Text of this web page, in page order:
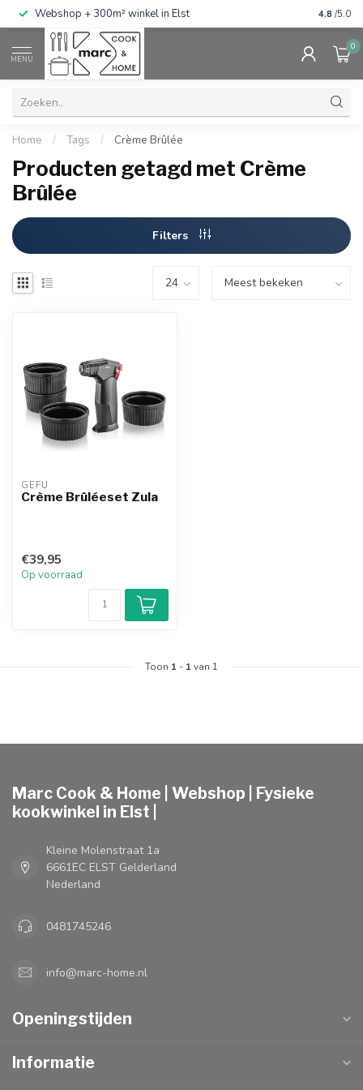
Webshop + 300m² winkel in Elst Gratis
4.8 /5.0
MENU
0
Home / Tags / Crème Brûlée
Producten getagd met Crème
Brûlée
Filters
GEFU
Crème Brûléeset Zula
€39,95
Op voorraad
Toon 1 - 1van 1
Marc Cook & Home | Webshop | Fysieke
kookwinkel in Elst |
Kleine Molenstraat 1a
6661EC ELST Gelderland
Nederland
0481745246
info@marc-home.nl
Openingstijden
Informatie